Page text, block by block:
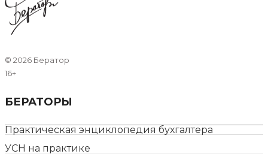
© 2026 Бератор
16+
БЕРАТОРЫ
Практическая энциклопедия бухгалтера
УСН на практике